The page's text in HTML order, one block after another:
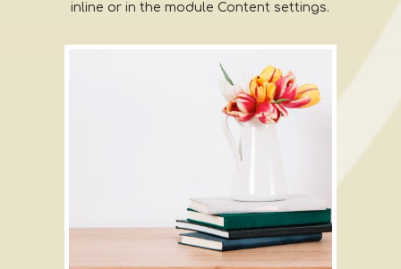
inline or in the module Content settings.